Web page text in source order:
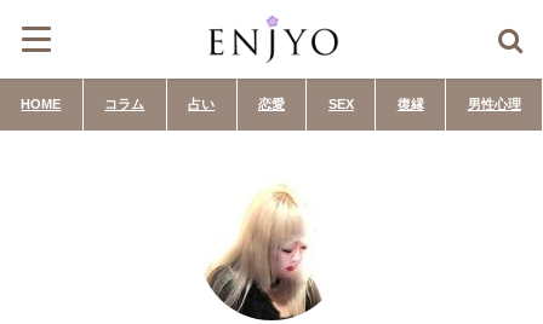
HOME コラム 占い 恋愛 SEX 復縁 男性心理